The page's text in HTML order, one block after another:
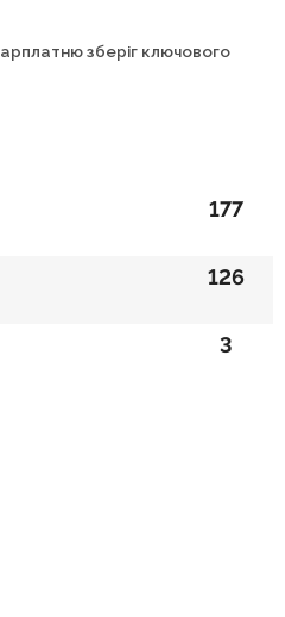
зберіг ключового
177
126
3